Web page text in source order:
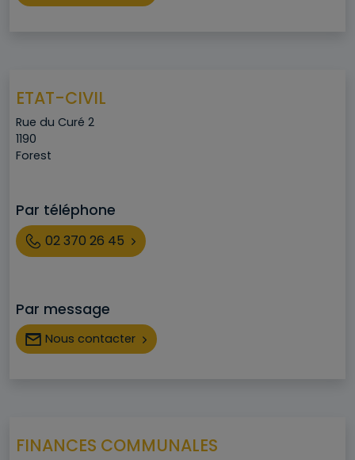
ETAT-CIVIL
Adresse
Rue du Curé 2
Code postal
1190
Ville
Forest
Par téléphone
Téléphone02 370 26 45
Par message
Nous contacter
FINANCES COMMUNALES